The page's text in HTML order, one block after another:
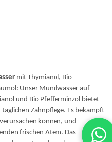
mit Thymianöl, Bio
Unser Mundwasser auf
und Bio Pfefferminzöl bietet
Zahnpflege. Es bekämpft
können, und
frischen Atem. Das